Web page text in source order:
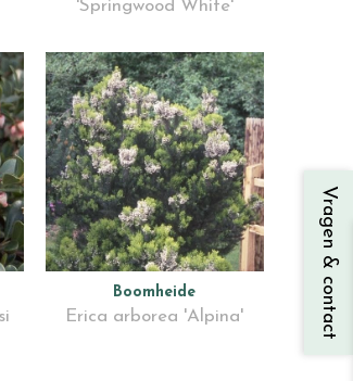
'Springwood White'
Boomheide
Erica arborea 'Alpina' Vragen & contact